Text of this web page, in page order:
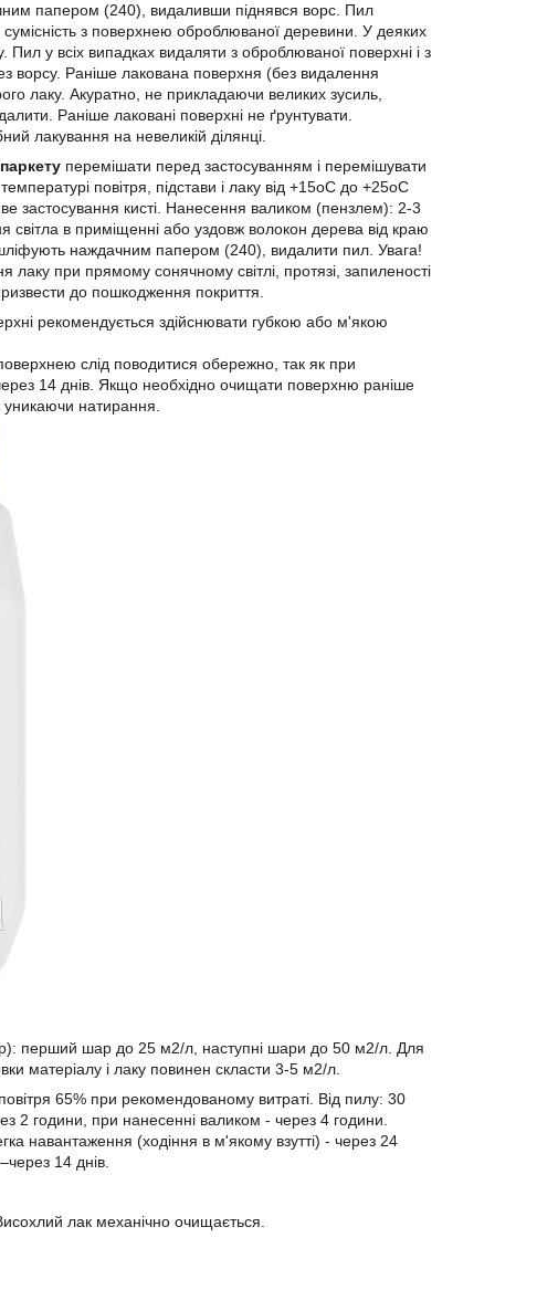
папером (240), видаливши піднявся ворс. Пил
з поверхнею оброблюваної деревини. У деяких
Пил у всіх випадках видаляти з оброблюваної поверхні і з
ворсу. Раніше лакована поверхня (без видалення
лаку. Акуратно, не прикладаючи великих зусиль,
Раніше лаковані поверхні не ґрунтувати.
лакування на невеликій ділянці.
перемішати перед застосуванням і перемішувати
повітря, підстави і лаку від +15оС до +25оС
застосування кисті. Нанесення валиком (пензлем): 2-3
в приміщенні або уздовж волокон дерева від краю
наждачним папером (240), видалити пил. Увага!
при прямому сонячному світлі, протязі, запиленості
до пошкодження покриття.
рекомендується здійснювати губкою або м'якою
слід поводитися обережно, так як при
14 днів. Якщо необхідно очищати поверхню раніше
натирання.
перший шар до 25 м2/л, наступні шари до 50 м2/л. Для
матеріалу і лаку повинен скласти 3-5 м2/л.
65% при рекомендованому витраті. Від пилу: 30
години, при нанесенні валиком - через 4 години.
навантаження (ходіння в м'якому взутті) - через 24
14 днів.
лак механічно очищається.